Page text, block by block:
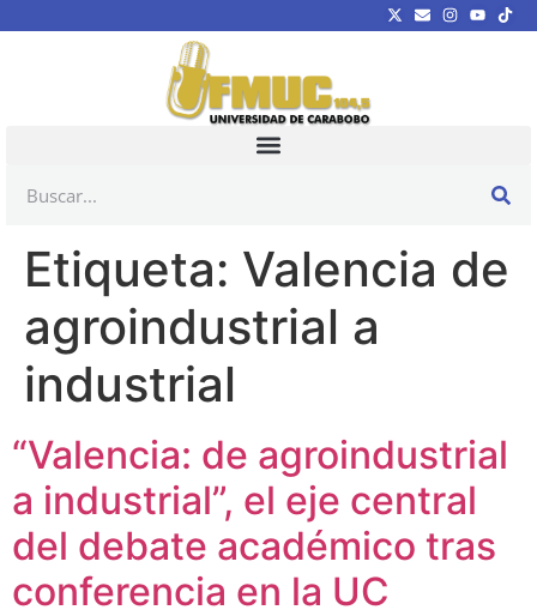
Etiqueta: Valencia de
agroindustrial a
industrial
“Valencia: de agroindustrial
a industrial”, el eje central
del debate académico tras
conferencia en la UC